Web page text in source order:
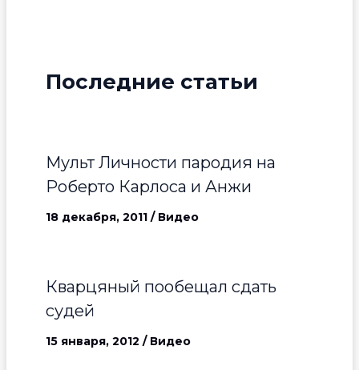
Последние статьи
Мульт Личности пародия на
Роберто Карлоса и Анжи
18 декабря, 2011 / Видео
Кварцяный пообещал сдать
судей
15 января, 2012 / Видео